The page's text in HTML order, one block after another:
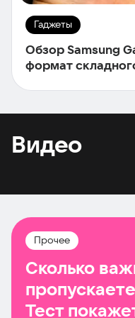
Гаджеты
Обзор Samsung
формат
Видео
Прочее
Сколько
Тест